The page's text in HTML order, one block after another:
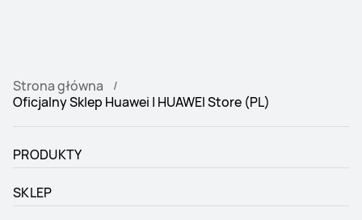
Strona główna
Oficjalny Sklep Huawei | HUAWEI Store (PL)
PRODUKTY
SKLEP